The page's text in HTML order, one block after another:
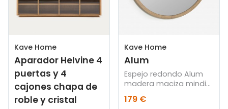
Kave Home
Aparador Helvine 4
puertas y 4
cajones chapa de
roble y cristal
Kave Home
Alum
Espejo redondo Alum
madera maciza mindi
179 €